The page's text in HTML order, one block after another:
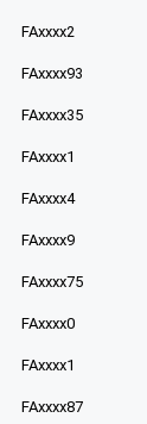
FAxxxx2
FAxxxx93
FAxxxx35
FAxxxx1
FAxxxx4
FAxxxx9
FAxxxx75
FAxxxx0
FAxxxx1
FAxxxx87